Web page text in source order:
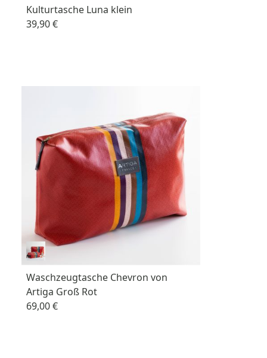
Kulturtasche Luna klein
39,90 €
Waschzeugtasche Chevron von
Artiga Groß Rot
69,00 €